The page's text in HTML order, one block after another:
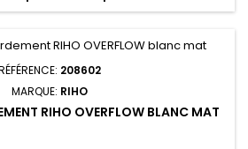
208602
MARQUE: RIHO
RIHO OVERFLOW BLANC MAT